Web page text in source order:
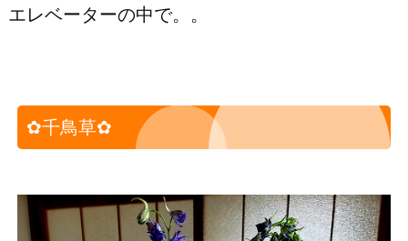
エレベーターの中で。。
✿千鳥草✿